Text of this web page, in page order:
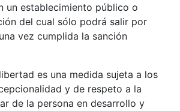
un establecimiento público o
del cual sólo podrá salir por
vez cumplida la sanción
es una medida sujeta a los
y de respeto a la
de la persona en desarrollo y